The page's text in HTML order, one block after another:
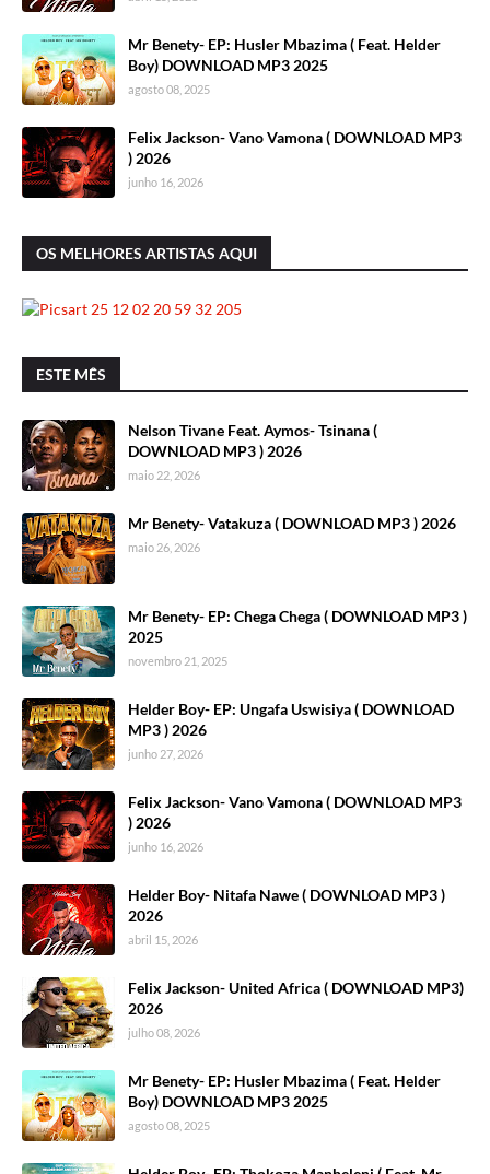
Mr Benety- EP: Husler Mbazima ( Feat. Helder
Boy) DOWNLOAD MP3 2025
agosto 08, 2025
Felix Jackson- Vano Vamona ( DOWNLOAD MP3
) 2026
junho 16, 2026
OS MELHORES ARTISTAS AQUI
ESTE MÊS
Nelson Tivane Feat. Aymos- Tsinana (
DOWNLOAD MP3 ) 2026
maio 22, 2026
Mr Benety- Vatakuza ( DOWNLOAD MP3 ) 2026
maio 26, 2026
Mr Benety- EP: Chega Chega ( DOWNLOAD MP3 )
2025
novembro 21, 2025
Helder Boy- EP: Ungafa Uswisiya ( DOWNLOAD
MP3 ) 2026
junho 27, 2026
Felix Jackson- Vano Vamona ( DOWNLOAD MP3
) 2026
junho 16, 2026
Helder Boy- Nitafa Nawe ( DOWNLOAD MP3 )
2026
abril 15, 2026
Felix Jackson- United Africa ( DOWNLOAD MP3)
2026
julho 08, 2026
Mr Benety- EP: Husler Mbazima ( Feat. Helder
Boy) DOWNLOAD MP3 2025
agosto 08, 2025